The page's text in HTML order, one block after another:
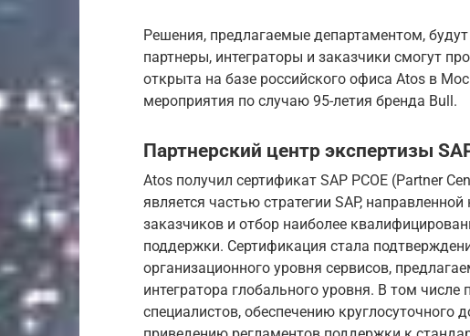
Решения, предлагаемые департаментом,
партнеры, интеграторы и заказчики смогут
открыта на базе российского офиса Atos в
мероприятия по случаю 95-летия бренда Bull.
Партнерский центр экспертизы
Atos получил сертификат SAP PCOE (Partner
является частью стратегии SAP,
заказчиков и отбор наиболее
поддержки. Сертификация стала
организационного уровня сервисов,
интегратора глобального уровня. В том
специалистов, обеспечению круглосуточного